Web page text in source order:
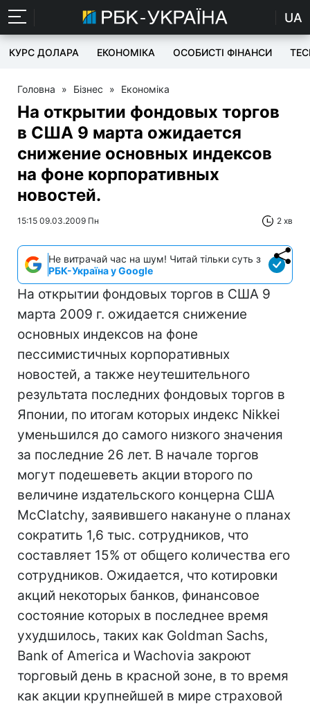
UA
КУРС ДОЛАРА ЕКОНОМІКА ОСОБИСТІ ФІНАНСИ
Головна » Бізнес » Економіка
На открытии фондовых торгов
в США 9 марта ожидается
снижение основных индексов
на фоне корпоративных
новостей.
15:15 09.03.2009 Пн 2 хв
Не витрачай час на шум! Читай тільки суть з
РБК-Україна у Google
На открытии фондовых торгов в США 9
марта 2009 г. ожидается снижение
основных индексов на фоне
пессимистичных корпоративных
новостей, а также неутешительного
результата последних фондовых торгов в
Японии, по итогам которых индекс Nikkei
уменьшился до самого низкого значения
за последние 26 лет. В начале торгов
могут подешеветь акции второго по
величине издательского концерна США
McClatchy, заявившего накануне о планах
сократить 1,6 тыс. сотрудников, что
составляет 15% от общего количества его
сотрудников. Ожидается, что котировки
акций некоторых банков, финансовое
состояние которых в последнее время
ухудшилось, таких как Goldman Sachs,
Bank of America и Wachovia закроют
торговый день в красной зоне, в то время
как акции крупнейшей в мире страховой